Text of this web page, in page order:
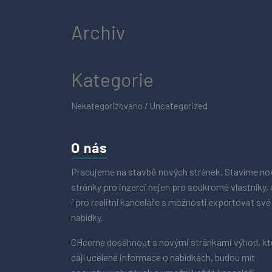
Archiv
Kategorie
Nekategorizováno / Uncategorized
O nás
Pracujeme na stavbě nových stránek. Stavíme
stránky pro inzerci nejen pro soukromé vlastníky,
i pro realitní kanceláře s možností exportovat své
nabídky.
CHceme dosáhnout s novými stránkami výhod,
dají ucelené informace o nabídkách, budou mít